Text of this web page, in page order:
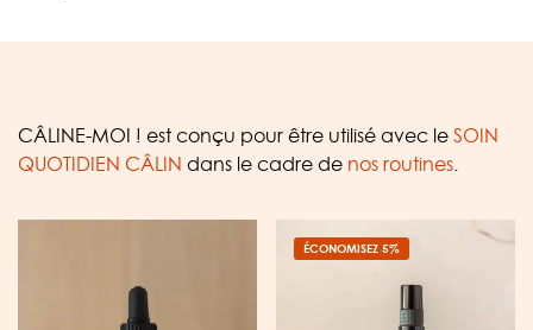
CÂLINE-MOI ! est conçu pour être utilisé avec le SOIN
QUOTIDIEN CÂLIN dans le cadre de nos routines.
ÉCONOMISEZ 5%